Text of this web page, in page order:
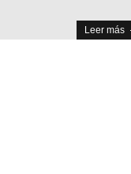
Leer más